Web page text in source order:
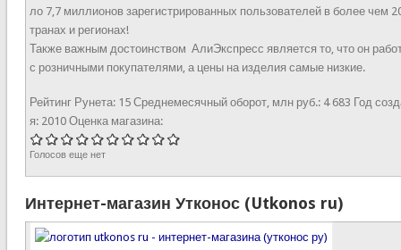
ло 7,7 миллионов зарегистрированных пользователей в более чем
транах и регионах!
Также важным достоинством АлиЭкспресс является то, что он
с розничными покупателями, а цены на изделия самые низкие.
Рейтинг Рунета: 15 Среднемесячный оборот, млн руб.: 4 683 Год
я: 2010 Оценка магазина:
Голосов еще нет
Интернет-магазин Утконос (Utkonos ru)